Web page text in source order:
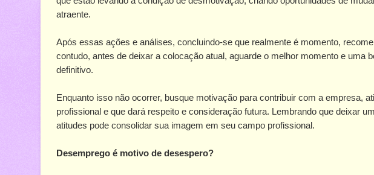
atraente.
Após essas ações e análises, concluindo-se que realmente é momento,
contudo, antes de deixar a colocação atual, aguarde o melhor momento e uma
definitivo.
Enquanto isso não ocorrer, busque motivação para contribuir com a empresa,
profissional e que dará respeito e consideração futura. Lembrando que deixar
atitudes pode consolidar sua imagem em seu campo profissional.
Desemprego é motivo de desespero?